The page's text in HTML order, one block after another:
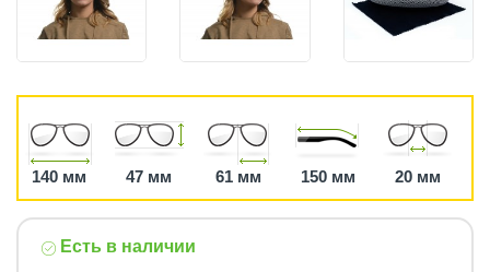
140 мм 47 мм 61 мм 150 мм 20 мм
Есть в наличии